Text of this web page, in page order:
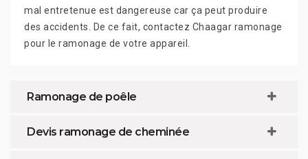
mal entretenue est dangereuse car ça peut produire
des accidents. De ce fait, contactez Chaagar ramonage
pour le ramonage de votre appareil.
Ramonage de poêle
Devis ramonage de cheminée